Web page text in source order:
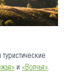
и «Волчья»